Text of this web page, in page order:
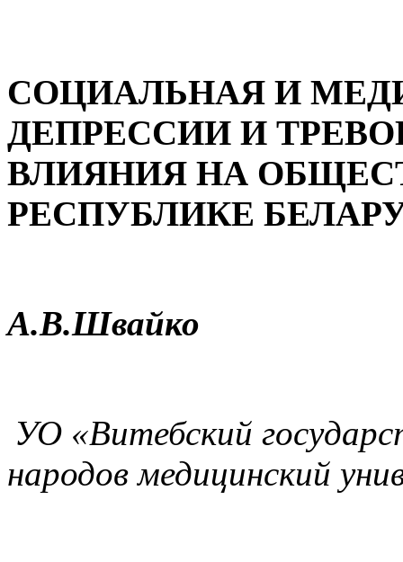
СОЦИАЛЬНАЯ И
ДЕПРЕССИИ И
ВЛИЯНИЯ НА
РЕСПУБЛИКЕ
А.В.Швайко
УО «Витебский
народов медицинский